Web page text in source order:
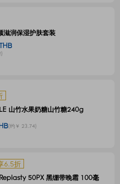
滋润保湿护肤套装
山竹水果奶糖山竹糖240g
(约￥ 23.74)
6.5折
50PX 黑绷带晚霜 100毫